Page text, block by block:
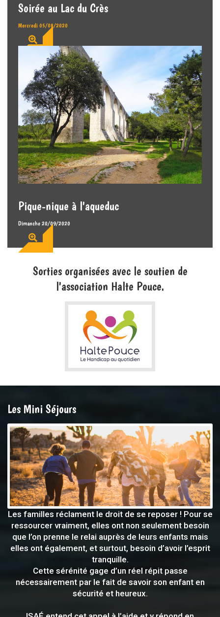
Soirée au Lac du Crès
Mercredi 05/08/2020
Pique-nique à l'aqueduc
Dimanche 20/09/2020
Sorties organisées avec le soutien de
l'association Halte Pouce.
Les Mini Séjours
Les familles réclament le droit de se reposer ! Pour se
ressourcer vraiment, elles ont non seulement besoin
que l’on prenne le relai auprès de leurs enfants mais
elles ont également, et surtout, besoin d’avoir l’esprit
tranquille.
Cette sérénité gage d’un réel répit passe
nécessairement par le fait de savoir son enfant en
sécurité et heureux.